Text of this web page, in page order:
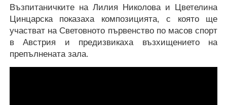
Възпитаничките на Лилия Николова и Цветелина
Цинцарска показаха композицията, с която ще
участват на Световното първенство по масов спорт
в Австрия и предизвикаха възхищението на
препълнената зала.